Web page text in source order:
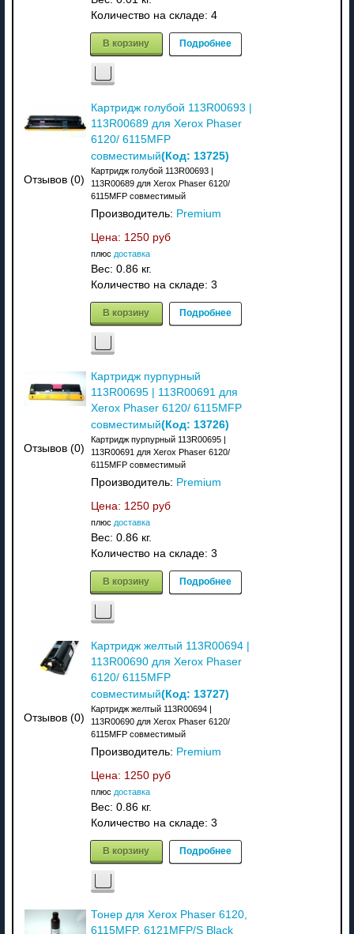
Количество на складе: 4
В корзину Подробнее
Отзывов (0)
Картридж голубой 113R00693 |
113R00689 для Xerox Phaser
6120/ 6115MFP
совместимый(Код: 13725)
Картридж голубой 113R00693 |
113R00689 для Xerox Phaser 6120/
6115MFP совместимый
Производитель: Premium
Цена: 1250 руб
плюс доставка
Вес: 0.86 кг.
Количество на складе: 3
В корзину Подробнее
Отзывов (0)
Картридж пурпурный
113R00695 | 113R00691 для
Xerox Phaser 6120/ 6115MFP
совместимый(Код: 13726)
Картридж пурпурный 113R00695 |
113R00691 для Xerox Phaser 6120/
6115MFP совместимый
Производитель: Premium
Цена: 1250 руб
плюс доставка
Вес: 0.86 кг.
Количество на складе: 3
В корзину Подробнее
Отзывов (0)
Картридж желтый 113R00694 |
113R00690 для Xerox Phaser
6120/ 6115MFP
совместимый(Код: 13727)
Картридж желтый 113R00694 |
113R00690 для Xerox Phaser 6120/
6115MFP совместимый
Производитель: Premium
Цена: 1250 руб
плюс доставка
Вес: 0.86 кг.
Количество на складе: 3
В корзину Подробнее
Тонер для Xerox Phaser 6120,
6115MFP, 6121MFP/S Black